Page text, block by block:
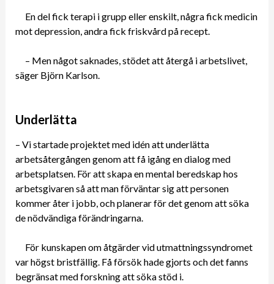
En del fick terapi i grupp eller enskilt, några fick medicin
mot depression, andra fick friskvård på recept.
– Men något saknades, stödet att återgå i arbetslivet,
säger Björn Karlson.
Underlätta
– Vi startade projektet med idén att underlätta
arbetsåtergången genom att få igång en dialog med
arbetsplatsen. För att skapa en mental beredskap hos
arbetsgivaren så att man förväntar sig att personen
kommer åter i jobb, och planerar för det genom att söka
de nödvändiga förändringarna.
För kunskapen om åtgärder vid utmattningssyndromet
var högst bristfällig. Få försök hade gjorts och det fanns
begränsat med forskning att söka stöd i.